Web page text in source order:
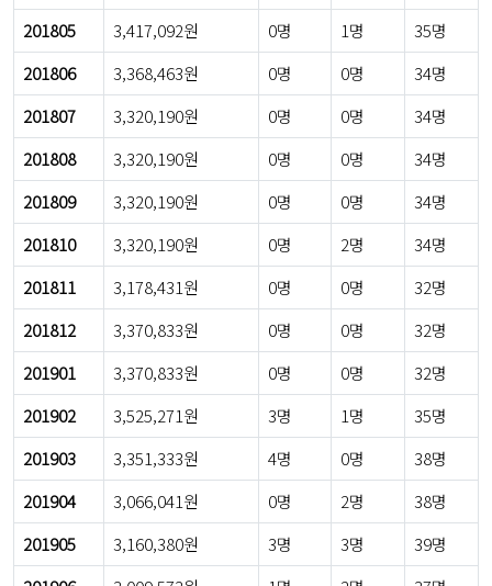
201805
3,417,092원 0명 1명
35명
201806
3,368,463원 0명 0명
34명
201807
3,320,190원 0명 0명
34명
201808
3,320,190원 0명 0명
34명
201809
3,320,190원 0명 0명
34명
201810
3,320,190원 0명 2명
34명
201811
3,178,431원 0명 0명
32명
201812
3,370,833원 0명 0명
32명
201901
3,370,833원 0명 0명
32명
201902
3,525,271원 3명 1명
35명
201903
3,351,333원 4명 0명
38명
201904
3,066,041원 0명 2명
38명
201905
3,160,380원 3명 3명
39명